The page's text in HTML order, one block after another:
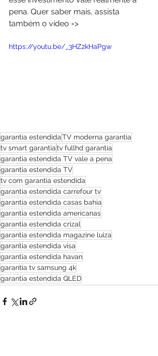
pena. Quer saber mais, assista
também o vídeo =>
https://youtu.be/_3HZ2kHaPgw
garantia estendidaTV moderna garantia
tv smart garantiatv fullhd garantia
garantia estendida TV vale a pena
garantia estendida TV
tv com garantia estendida
garantia estendida carrefour tv
garantia estendida casas bahia
garantia estendida americanas
garantia estendida crizal
garantia estendida magazine luiza
garantia estendida visa
garantia estendida havan
garantia tv samsung 4k
garantia estendida QLED